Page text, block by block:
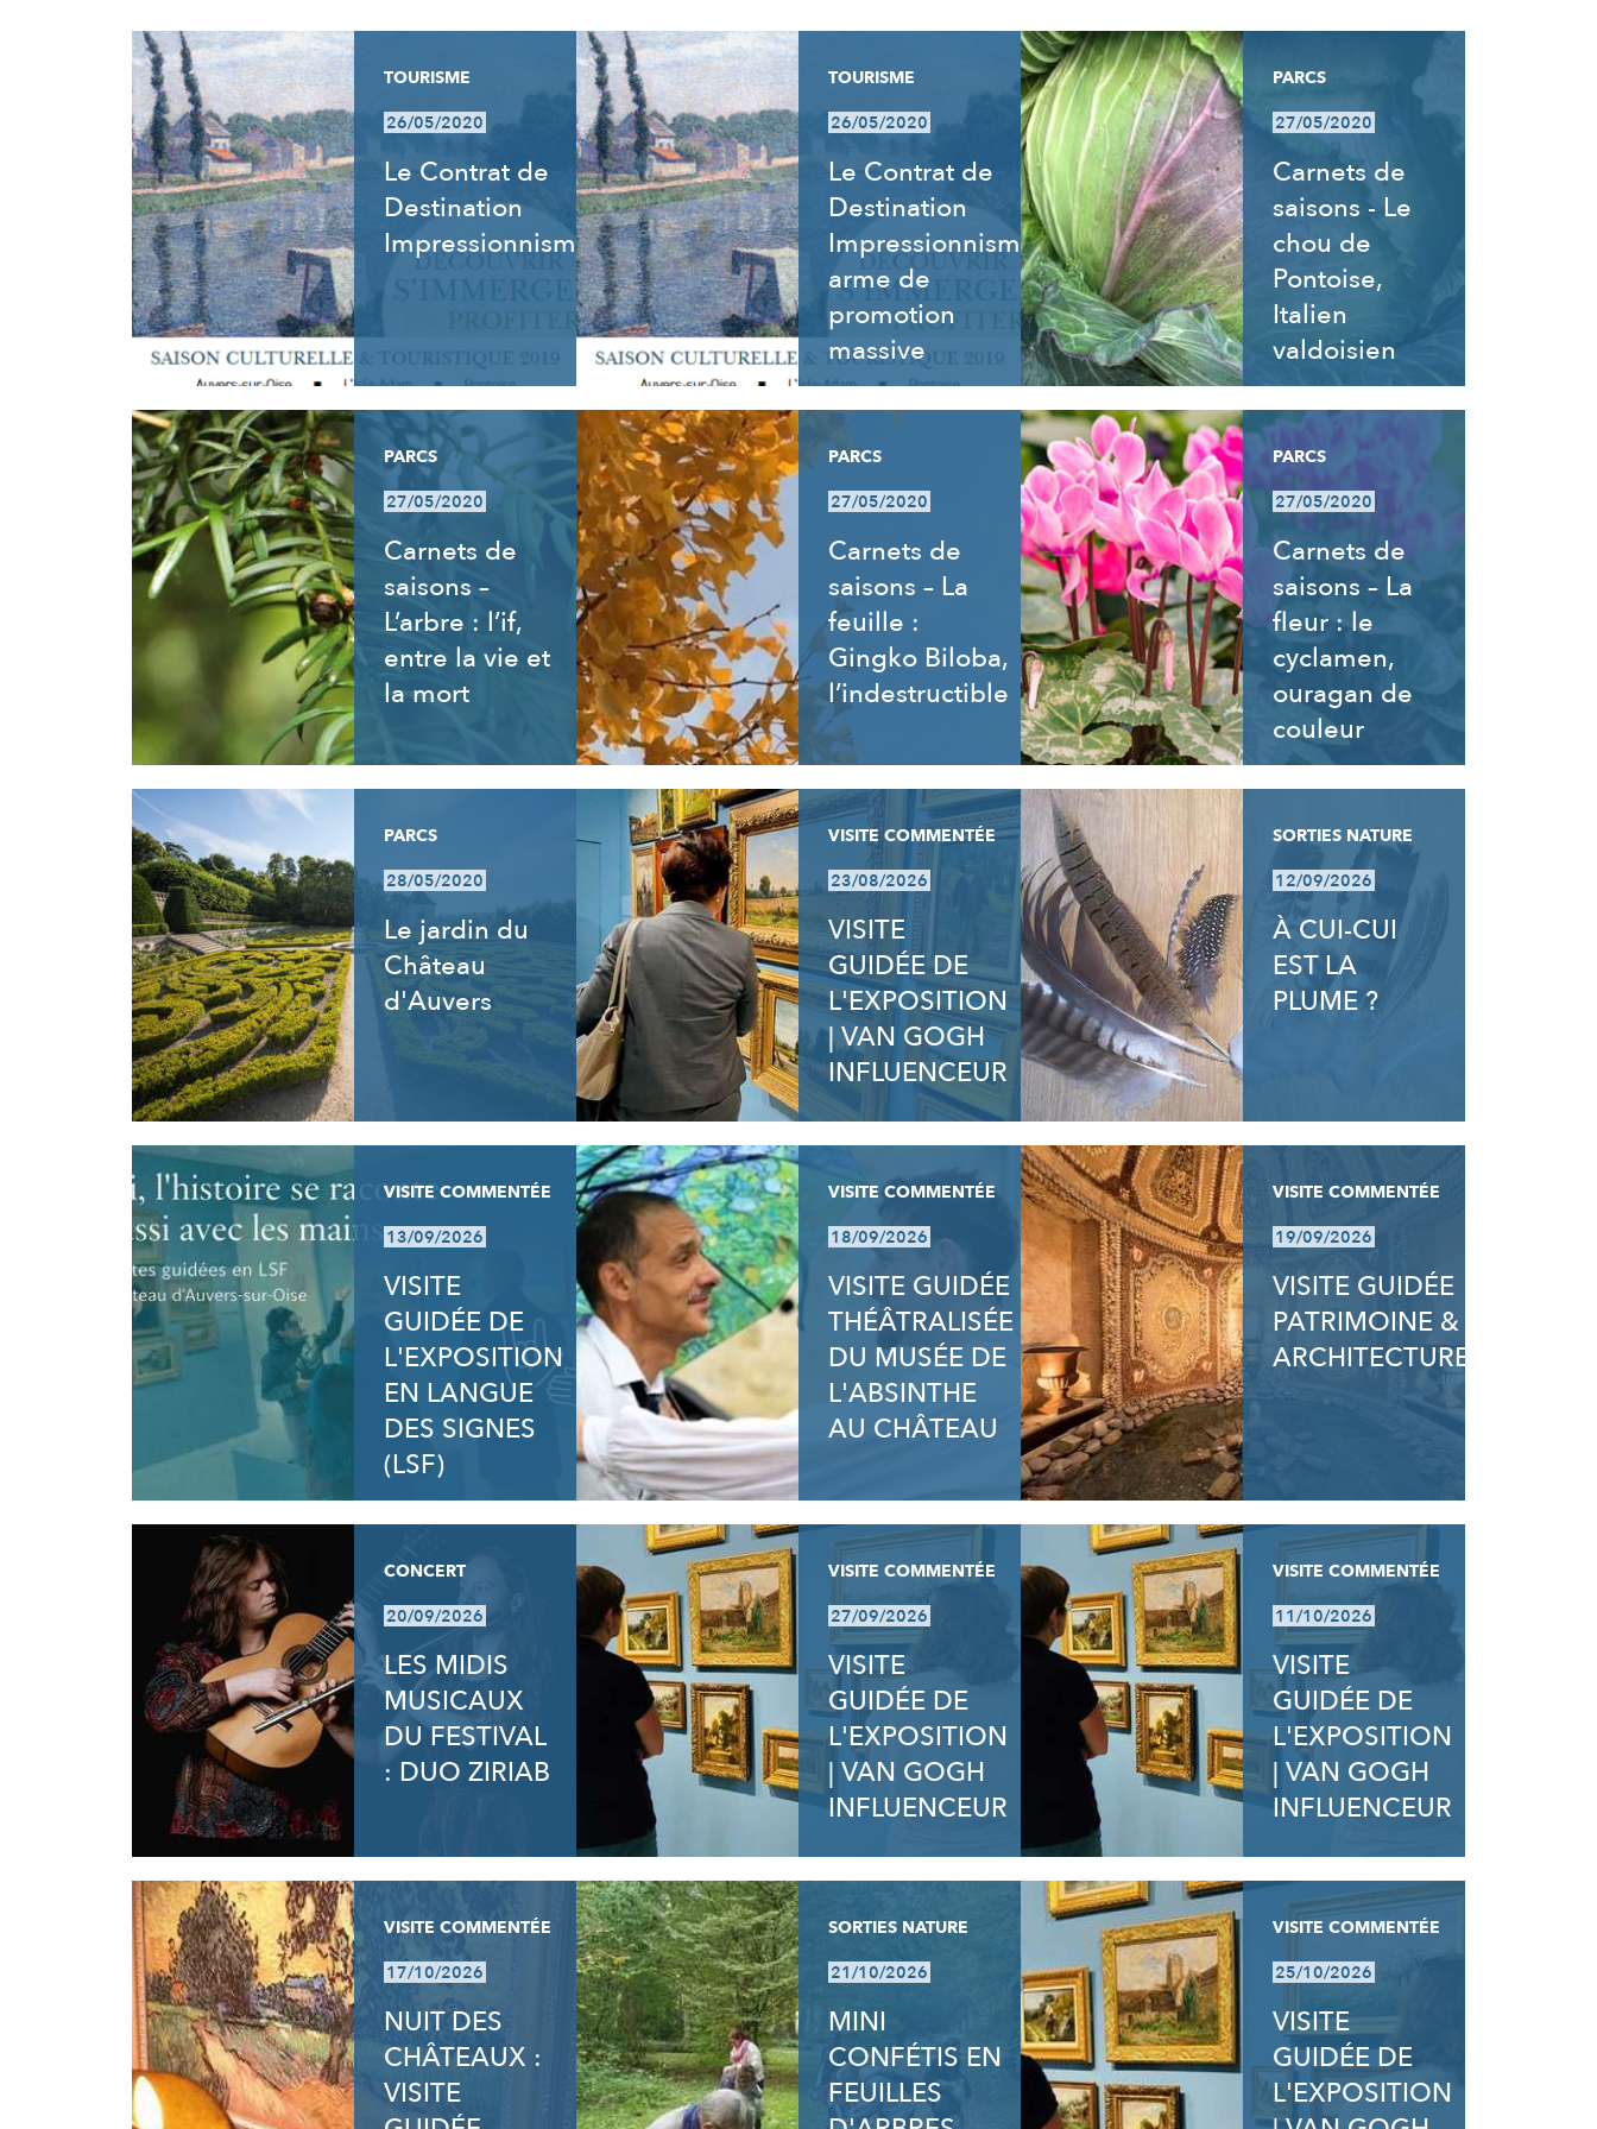
RÉSULTATS
TOURISME
26/05/2020
Le Contrat de
Destination
Impressionnisme
TOURISME
26/05/2020
Le Contrat de
Destination
Impressionnisme,
arme de
promotion
massive
PARCS
27/05/2020
Carnets de
saisons - Le
chou de
Pontoise,
Italien
valdoisien
PARCS
27/05/2020
Carnets de
saisons –
L’arbre : l’if,
entre la vie et
la mort
PARCS
27/05/2020
Carnets de
saisons – La
feuille :
Gingko Biloba,
l’indestructible
PARCS
27/05/2020
Carnets de
saisons – La
fleur : le
cyclamen,
ouragan de
couleur
PARCS
28/05/2020
Le jardin du
Château
d'Auvers
VISITE COMMENTÉE
23/08/2026
VISITE
GUIDÉE DE
L'EXPOSITION
| VAN GOGH
INFLUENCEUR
SORTIES NATURE
12/09/2026
À CUI-CUI
EST LA
PLUME ?
VISITE COMMENTÉE
13/09/2026
VISITE
GUIDÉE DE
L'EXPOSITION
EN LANGUE
DES SIGNES
(LSF)
VISITE COMMENTÉE
18/09/2026
VISITE GUIDÉE
THÉÂTRALISÉE
DU MUSÉE DE
L'ABSINTHE
AU CHÂTEAU
VISITE COMMENTÉE
19/09/2026
VISITE GUIDÉE
PATRIMOINE &
ARCHITECTURE
CONCERT
20/09/2026
LES MIDIS
MUSICAUX
DU FESTIVAL
: DUO ZIRIAB
VISITE COMMENTÉE
27/09/2026
VISITE
GUIDÉE DE
L'EXPOSITION
| VAN GOGH
INFLUENCEUR
VISITE COMMENTÉE
11/10/2026
VISITE
GUIDÉE DE
L'EXPOSITION
| VAN GOGH
INFLUENCEUR
VISITE COMMENTÉE
17/10/2026
NUIT DES
CHÂTEAUX :
VISITE
SORTIES NATURE
21/10/2026
MINI
CONFÉTIS EN
FEUILLES
VISITE COMMENTÉE
25/10/2026
VISITE
GUIDÉE DE
L'EXPOSITION